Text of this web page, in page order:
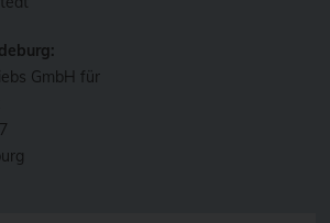
GmbH für